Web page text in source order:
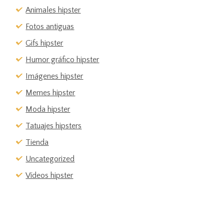
Animales hipster
Fotos antiguas
Gifs hipster
Humor gráfico hipster
Imágenes hipster
Memes hipster
Moda hipster
Tatuajes hipsters
Tienda
Uncategorized
Vídeos hipster